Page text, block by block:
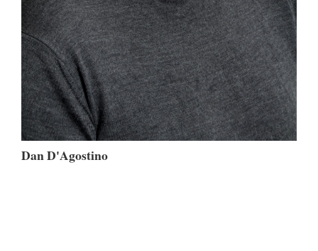
Dan D'Agostino